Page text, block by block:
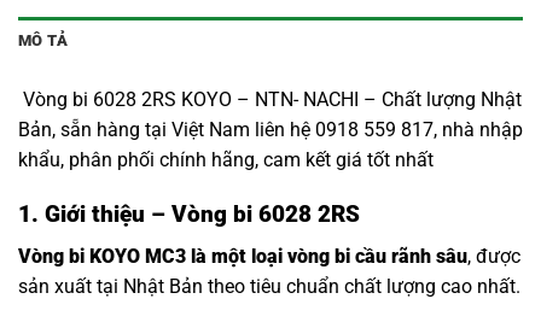
MÔ TẢ
Vòng bi 6028 2RS KOYO – NTN- NACHI – Chất lượng Nhật
Bản, sẵn hàng tại Việt Nam liên hệ 0918 559 817, nhà nhập
khẩu, phân phối chính hãng, cam kết giá tốt nhất
1. Giới thiệu – Vòng bi 6028 2RS
Vòng bi KOYO MC3 là một loại vòng bi cầu rãnh sâu, được
sản xuất tại Nhật Bản theo tiêu chuẩn chất lượng cao nhất.